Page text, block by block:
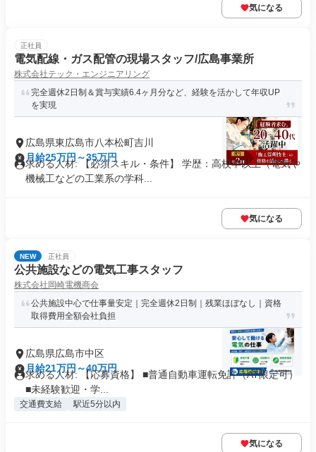
気になる
正社員
電気配線・ガス配管の現場スタッフ/広島事業所
株式会社テック・エンジニアリング
完全週休2日制＆賞与実績6.4ヶ月分など、経験を活かして年収UP
を実現
広島県東広島市八本松町吉川
月給25万円～35万円
求める人材: 【必須スキル・条件】 学歴：高校卒以上（電気や
機械工などの工業系の学科...
気になる
NEW 正社員
公共施設などの電気工事スタッフ
株式会社岡崎電機商会
公共施設中心で仕事量安定｜完全週休2日制｜残業ほぼなし｜資格
取得費用全額会社負担
広島県広島市中区
月給21万円～40万円
求める人材: 【応募資格】 ■普通自動車運転免許（AT限定可）
■未経験歓迎・学...
交通費支給 駅近5分以内
気になる